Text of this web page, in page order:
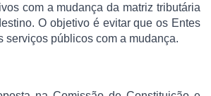
com a mudança da matriz tributária
O objetivo é evitar que os Entes
serviços públicos com a mudança.